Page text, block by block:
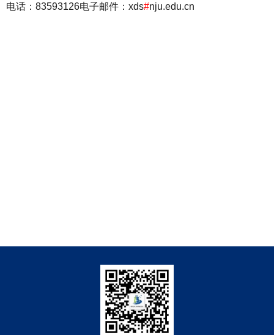
电话：83593126电子邮件：xds#nju.edu.cn